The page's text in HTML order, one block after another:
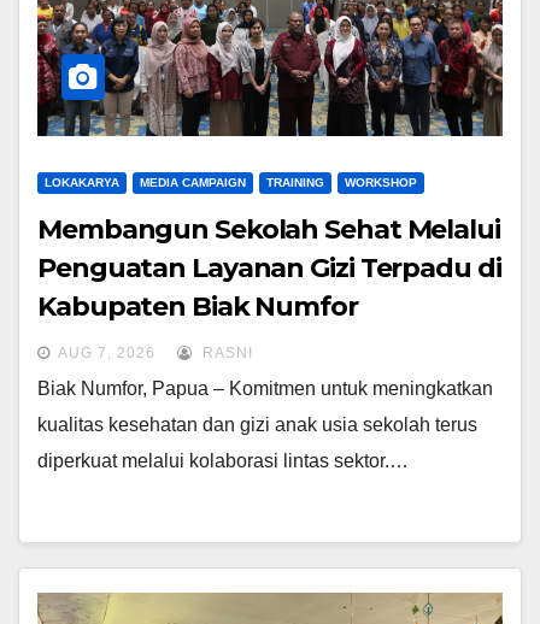
LOKAKARYA MEDIA CAMPAIGN TRAINING WORKSHOP
Membangun Sekolah Sehat Melalui
Penguatan Layanan Gizi Terpadu di
Kabupaten Biak Numfor
AUG 7, 2026 RASNI
Biak Numfor, Papua – Komitmen untuk meningkatkan
kualitas kesehatan dan gizi anak usia sekolah terus
diperkuat melalui kolaborasi lintas sektor.…